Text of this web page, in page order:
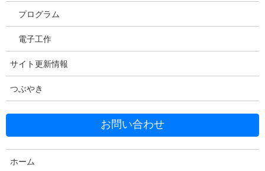
Facebook X Bluesky
プログラム
電子工作
サイト更新情報
つぶやき
お問い合わせ
ホーム